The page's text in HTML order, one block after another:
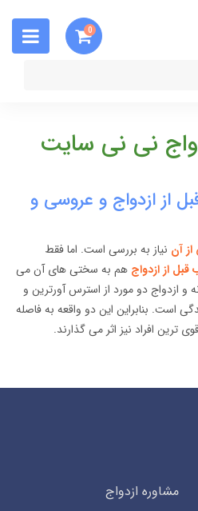
0
نی نی سایت
از ازدواج و عروسی و
آن نیاز به بررسی است. اما فقط
از ازدواج هم به سختی های آن می
و ازدواج دو مورد از استرس آورترین و
است. بنابراین این دو واقعه به فاصله
ترین افراد نیز اثر می گذارند.
مشاوره ازدواج